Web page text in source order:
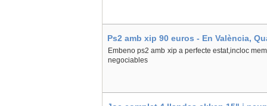
Ps2 amb xip 90 euros - En València,
Embeno ps2 amb xip a perfecte estat,incloc
negociables